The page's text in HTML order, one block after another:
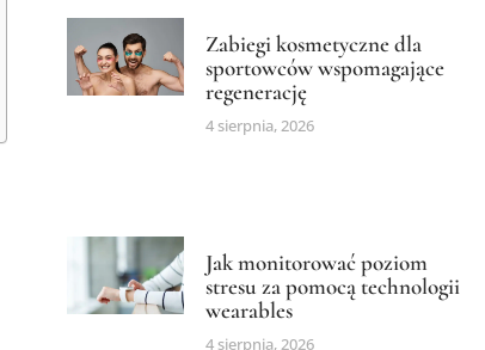
Zabiegi kosmetyczne dla
sportowców wspomagające
regenerację
4 sierpnia, 2026
Jak monitorować poziom
stresu za pomocą technologii
wearables
4 sierpnia, 2026